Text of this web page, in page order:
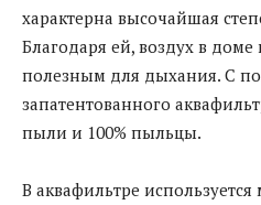
характерна высочайшая
Благодаря ей, воздух в
полезным для дыхания. С
запатентованного
пыли и 100% пыльцы.
В аквафильтре используется